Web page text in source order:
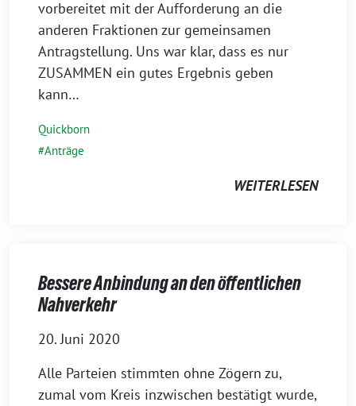
vorbereitet mit der Aufforderung an die
anderen Fraktionen zur gemeinsamen
Antragstellung. Uns war klar, dass es nur
ZUSAMMEN ein gutes Ergebnis geben
kann…
Quickborn
Anträge
WEITERLESEN
Bessere Anbindung an den öffentlichen
Nahverkehr
20. Juni 2020
Alle Parteien stimmten ohne Zögern zu,
zumal vom Kreis inzwischen bestätigt wurde,